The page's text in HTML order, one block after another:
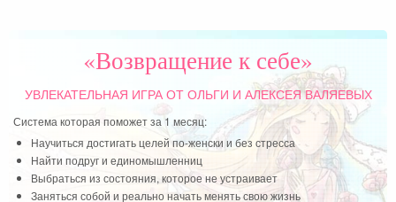
«Возвращение к себе»
УВЛЕКАТЕЛЬНАЯ ИГРАОТ ОЛЬГИ И АЛЕКСЕЯ ВАЛЯЕВЫХ
Система которая поможет за 1 месяц:
Научиться достигать целей по-женски и без стресса
Найти подруг и единомышленниц
Выбраться из состояния, которое не устраивает
Заняться собой и реально начать менять свою жизнь